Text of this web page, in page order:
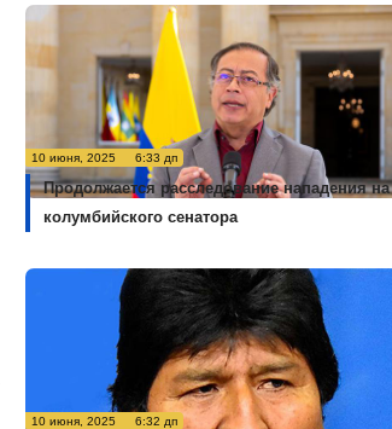
10 июня, 2025 6:33 дп
Продолжается расследование нападения на
колумбийского сенатора
10 июня, 2025 6:32 дп